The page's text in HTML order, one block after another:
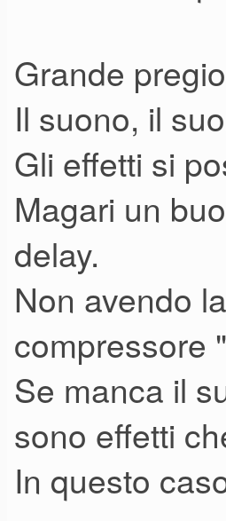
semplice, ma
bassi e le
Un po' debole,
aspettare
.
I suoi VCO non
carattere, ma
Deepmind,
corpo.
Trovo che il
organico, nel
che, ad
Grande
Il suono, il
Gli effetti si
Magari un
delay.
Non avendo
compressore
Se manca il
sono effetti
In questo